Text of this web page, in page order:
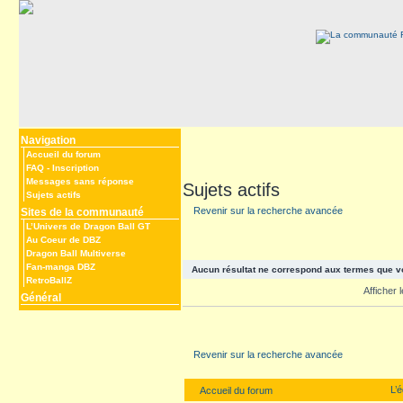
Navigation
Accueil du forum
FAQ - Inscription
Messages sans réponse
Sujets actifs
Sites de la communauté
L’Univers de Dragon Ball GT
Au Coeur de DBZ
Dragon Ball Multiverse
Fan-manga DBZ
RetroBallZ
Général
Sujets actifs
Revenir sur la recherche avancée
Aucun résultat ne correspond aux termes que
Afficher
Revenir sur la recherche avancée
Accueil du forum